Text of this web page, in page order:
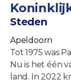
Steden
Apeldoorn
Tot 1975 was
Nu is het één
land. In 2022